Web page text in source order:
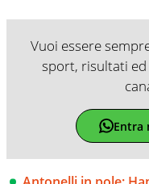
Vuoi essere
sport, risultati ed
Entra